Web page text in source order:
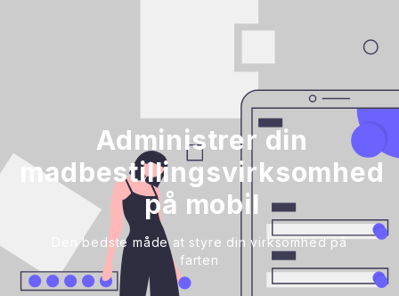
Administrer din
madbestillingsvirksomhed
på mobil
Den bedste måde at styre din virksomhed på
farten